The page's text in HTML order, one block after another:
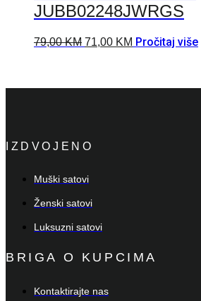
JUBB02248JWRGS
79,00KM 71,00 KM Pročitaj više
IZDVOJENO
Muški satovi
Ženski satovi
Luksuzni satovi
BRIGA O KUPCIMA
Kontaktirajte nas